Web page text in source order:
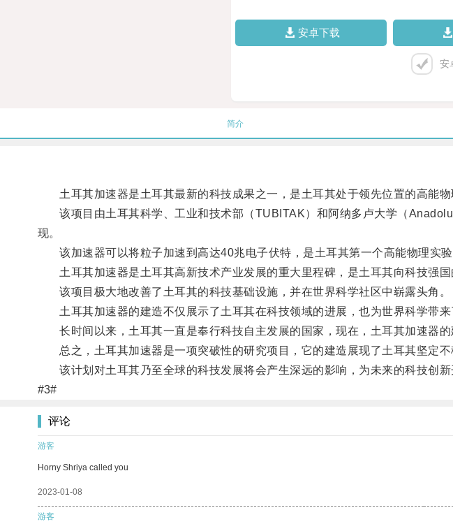
安卓下载
安
简介
土耳其加速器是土耳其最新的科技成果之一，是土耳其处于领先位置的高能物
该项目由土耳其科学、工业和技术部（TUBITAK）和阿纳多卢大学（
现。
该加速器可以将粒子加速到高达40兆电子伏特，是土耳其第一个高能物理实验
土耳其加速器是土耳其高新技术产业发展的重大里程碑，是土耳其向科技强国
该项目极大地改善了土耳其的科技基础设施，并在世界科学社区中崭露头角。
土耳其加速器的建造不仅展示了土耳其在科技领域的进展，也为世界科学带来
长时间以来，土耳其一直是奉行科技自主发展的国家，现在，土耳其加速器的
总之，土耳其加速器是一项突破性的研究项目，它的建造展现了土耳其坚定不
该计划对土耳其乃至全球的科技发展将会产生深远的影响，为未来的科技创新
#3#
评论
游客
Horny Shriya called you
2023-01-08
游客